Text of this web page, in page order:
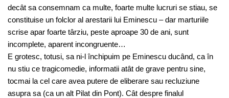
decât sa consemnam ca multe, foarte multe lucruri se stiau, se
constituise un folclor al arestarii lui Eminescu – dar marturiile
scrise apar foarte târziu, peste aproape 30 de ani, sunt
incomplete, aparent incongruente…
E grotesc, totusi, sa ni-l închipuim pe Eminescu ducând, ca în
nu stiu ce tragicomedie, informatii atât de grave pentru sine,
tocmai la cel care avea putere de eliberare sau recluziune
asupra sa (ca un alt Pilat din Pont). Cât despre finalul